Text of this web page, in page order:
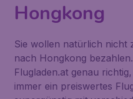
Hongkong
Sie wollen natürlich nicht
nach Hongkong
Flugladen.at genau
immer ein preiswertes